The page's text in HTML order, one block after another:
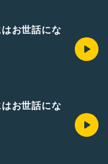
お世話にな
お世話にな